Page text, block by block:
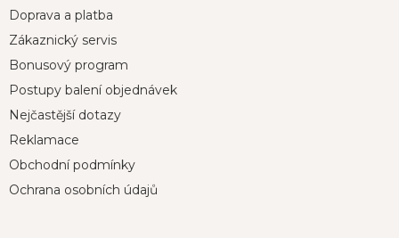
Doprava a platba
Zákaznický servis
Bonusový program
Postupy balení objednávek
Nejčastější dotazy
Reklamace
Obchodní podmínky
Ochrana osobních údajů